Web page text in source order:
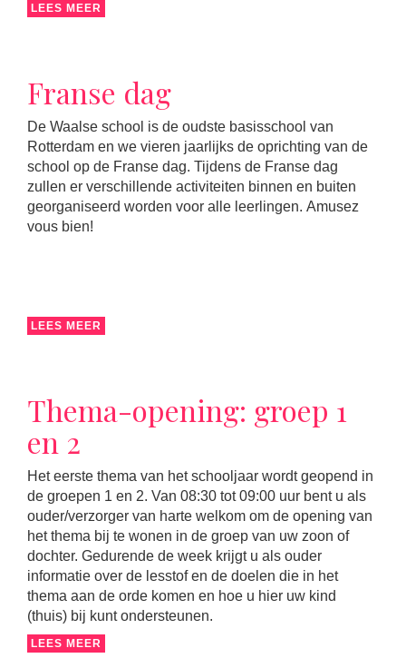
LEES MEER
Franse dag
De Waalse school is de oudste basisschool van
Rotterdam en we vieren jaarlijks de oprichting van de
school op de Franse dag. Tijdens de Franse dag
zullen er verschillende activiteiten binnen en buiten
georganiseerd worden voor alle leerlingen. Amusez
vous bien!
LEES MEER
Thema-opening: groep 1
en 2
Het eerste thema van het schooljaar wordt geopend in
de groepen 1 en 2. Van 08:30 tot 09:00 uur bent u als
ouder/verzorger van harte welkom om de opening van
het thema bij te wonen in de groep van uw zoon of
dochter. Gedurende de week krijgt u als ouder
informatie over de lesstof en de doelen die in het
thema aan de orde komen en hoe u hier uw kind
(thuis) bij kunt ondersteunen.
LEES MEER